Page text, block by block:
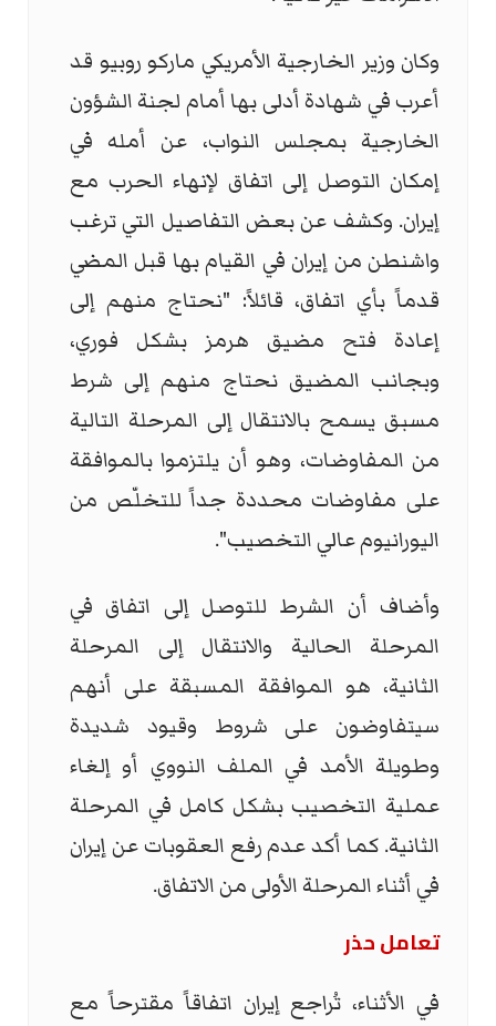
وكان وزير الخارجية الأمريكي ماركو روبيو قد
أعرب في شهادة أدلى بها أمام لجنة الشؤون
الخارجية بمجلس النواب، عن أمله في
إمكان التوصل إلى اتفاق لإنهاء الحرب مع
إيران. وكشف عن بعض التفاصيل التي ترغب
واشنطن من إيران في القيام بها قبل المضي
قدماً بأي اتفاق، قائلاً: "نحتاج منهم إلى
إعادة فتح مضيق هرمز بشكل فوري،
وبجانب المضيق نحتاج منهم إلى شرط
مسبق يسمح بالانتقال إلى المرحلة التالية
من المفاوضات، وهو أن يلتزموا بالموافقة
على مفاوضات محددة جداً للتخلّص من
اليورانيوم عالي التخصيب".
وأضاف أن الشرط للتوصل إلى اتفاق في
المرحلة الحالية والانتقال إلى المرحلة
الثانية، هو الموافقة المسبقة على أنهم
سيتفاوضون على شروط وقيود شديدة
وطويلة الأمد في الملف النووي أو إلغاء
عملية التخصيب بشكل كامل في المرحلة
الثانية. كما أكد عدم رفع العقوبات عن إيران
في أثناء المرحلة الأولى من الاتفاق.
تعامل حذر
في الأثناء، تُراجع إيران اتفاقاً مقترحاً مع